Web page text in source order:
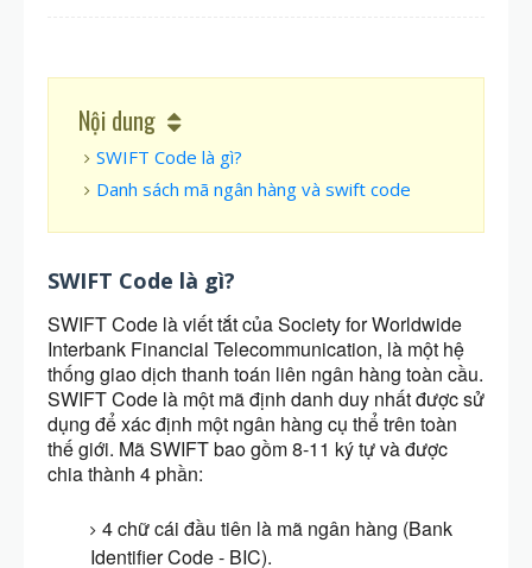
Nội dung
SWIFT Code là gì?
Danh sách mã ngân hàng và swift code
SWIFT Code là gì?
SWIFT Code là viết tắt của Society for Worldwide
Interbank Financial Telecommunication, là một hệ
thống giao dịch thanh toán liên ngân hàng toàn cầu.
SWIFT Code là một mã định danh duy nhất được sử
dụng để xác định một ngân hàng cụ thể trên toàn
thế giới. Mã SWIFT bao gồm 8-11 ký tự và được
chia thành 4 phần:
4 chữ cái đầu tiên là mã ngân hàng (Bank
Identifier Code - BIC).